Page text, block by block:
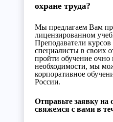
охране труда?
Мы предлагаем Вам
лицензированном
Преподаватели
специалисты в своих
пройти обучение
необходимости, мы
корпоративное
России.
Отправьте заявку на
свяжемся с вами в